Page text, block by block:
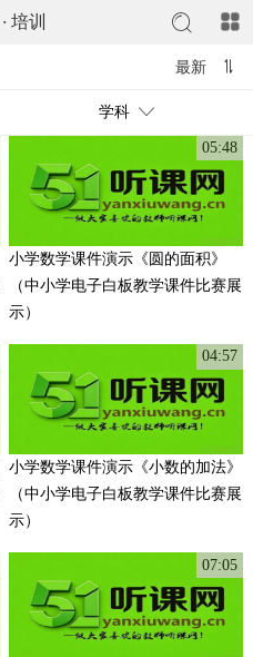
· 培训
最新
学科
05:48
小学数学课件演示《圆的面积》
（中小学电子白板教学课件比赛展
示）
04:57
小学数学课件演示《小数的加法》
（中小学电子白板教学课件比赛展
示）
07:05